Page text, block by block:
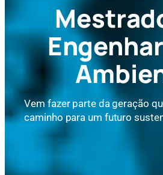
Vem fazer parte da geração
caminho para um futuro